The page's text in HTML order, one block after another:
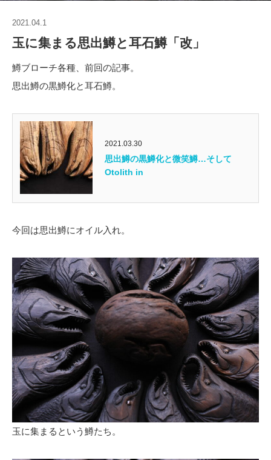
2021.04.1
玉に集まる思出鱒と耳石鱒「改」
鱒ブローチ各種、前回の記事。
思出鱒の黒鱒化と耳石鱒。
2021.03.30
思出鱒の黒鱒化と微笑鱒…そして
Otolith in
今回は思出鱒にオイル入れ。
玉に集まるという鱒たち。